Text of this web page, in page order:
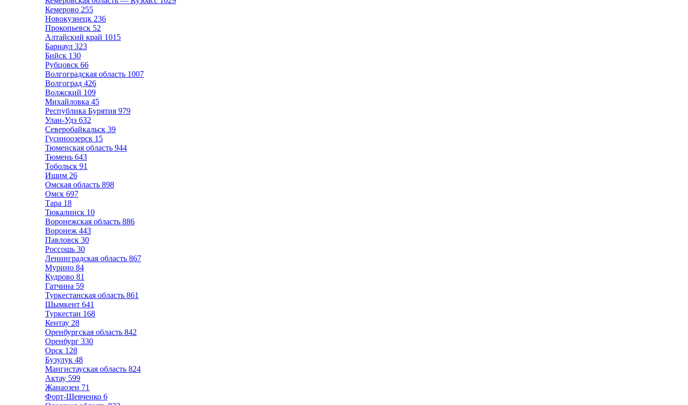
Кемерово 255
Новокузнецк 236
Прокопьевск 52
Алтайский край 1015
Барнаул 323
Бийск 130
Рубцовск 66
Волгоградская область 1007
Волгоград 426
Волжский 109
Михайловка 45
Республика Бурятия 979
Улан-Удэ 632
Северобайкальск 39
Гусиноозерск 15
Тюменская область 944
Тюмень 643
Тобольск 91
Ишим 26
Омская область 898
Омск 697
Тара 18
Тюкалинск 10
Воронежская область 886
Воронеж 443
Павловск 30
Россошь 30
Ленинградская область 867
Мурино 84
Кудрово 81
Гатчина 59
Туркестанская область 861
Шымкент 641
Туркестан 168
Кентау 28
Оренбургская область 842
Оренбург 330
Орск 128
Бузулук 48
Мангистауская область 824
Актау 599
Жанаозен 71
Форт-Шевченко 6